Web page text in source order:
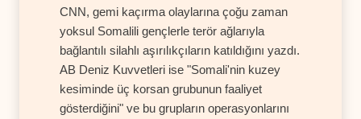
CNN, gemi kaçırma olaylarına çoğu zaman
yoksul Somalili gençlerle terör ağlarıyla
bağlantılı silahlı aşırılıkçıların katıldığını yazdı.
AB Deniz Kuvvetleri ise "Somali'nin kuzey
kesiminde üç korsan grubunun faaliyet
gösterdiğini" ve bu grupların operasyonlarını